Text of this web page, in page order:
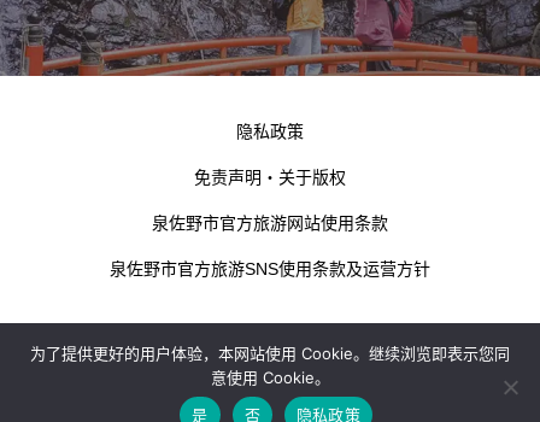
隐私政策
免责声明・关于版权
泉佐野市官方旅游网站使用条款
泉佐野市官方旅游SNS使用条款及运营方针
为了提供更好的用户体验，本网站使用 Cookie。继续浏览即表示您同
意使用 Cookie。
是
否 隐私政策